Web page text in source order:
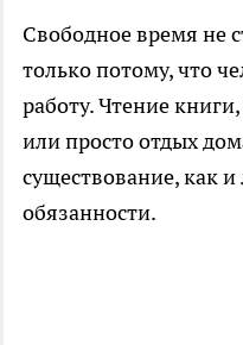
Свободное время не
только потому, что
работу. Чтение
или просто отдых
существование, как
обязанности.